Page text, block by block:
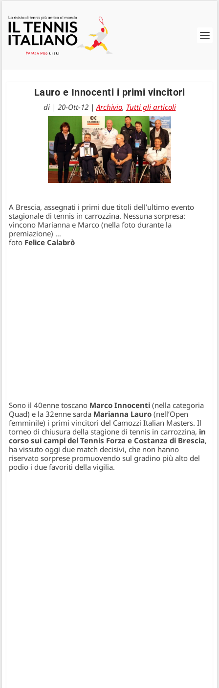
Lauro e Innocenti i primi vincitori
di | 20-Ott-12|Archivio, Tutti gli articoli
A Brescia, assegnati i primi due titoli dell’ultimo evento
stagionale di tennis in carrozzina. Nessuna sorpresa:
vincono Marianna e Marco (nella foto durante la
premiazione) …
foto Felice Calabrò
Sono il 40enne toscano Marco Innocenti(nella categoria
Quad) e la 32enne sarda Marianna Lauro (nell’Open
femminile) i primi vincitori del Camozzi Italian Masters. Il
torneo di chiusura della stagione di tennis in carrozzina, in
corso sui campi del Tennis Forza e Costanza di Brescia,
ha vissuto oggi due match decisivi, che non hanno
riservato sorprese promuovendo sul gradino più alto del
podio i due favoriti della vigilia.